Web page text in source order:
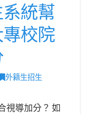
統幫
校院
外籍生招生
視導加分？ 如